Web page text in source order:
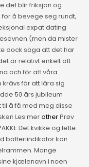
det blir friksjon og
å bevege seg rundt,
expat dating
(men da mister
dock säga att det har
är relativt enkelt att
och för att våra
för att lära sig
50 års jubileum
til å få med meg disse
Les merotherPrøv
Det kvikke og lette
batteriindikator kan
Mange
kjælenavn i noen